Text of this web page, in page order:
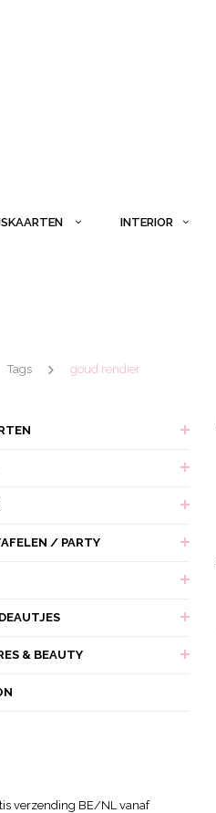
INTERIOR
Tags goud rendier
/ PARTY
& BEAUTY
verzending BE/NL vanaf